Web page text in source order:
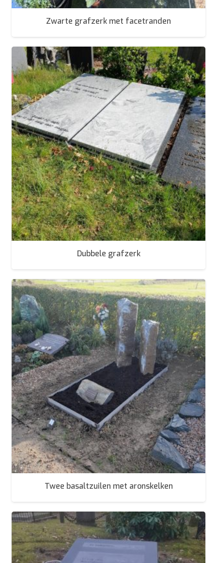
Zwarte grafzerk met facetranden
Dubbele grafzerk
Twee basaltzuilen met aronskelken